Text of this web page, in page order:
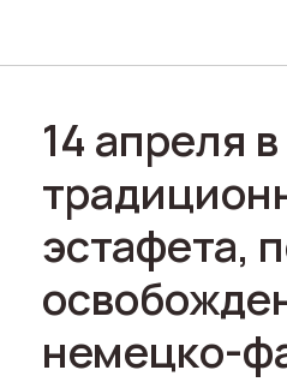
14 апреля
эстафета,
немецко-